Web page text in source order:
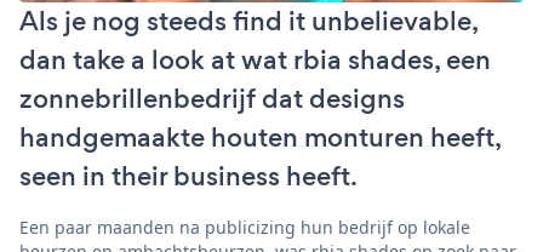
Als je nog steeds find it unbelievable,
dan take a look at wat rbia shades, een
zonnebrillenbedrijf dat designs
handgemaakte houten monturen heeft,
seen in their business heeft.
Een paar maanden na publicizing hun bedrijf op lokale